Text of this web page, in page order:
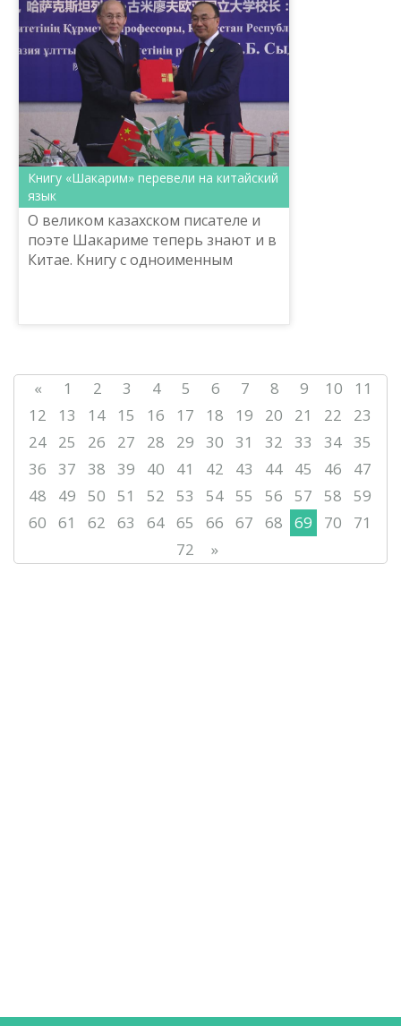
Книгу «Шакарим» перевели на китайский
язык
О великом казахском писателе и
поэте Шакариме теперь знают и в
Китае. Книгу с одноименным
« 1 2 3 4 5 6 7 8 9 10
11
12
13 14 15 16 17 18 19 20 21 22
23
24
25 26 27 28 29 30 31 32 33 34 35
36
37 38 39 40 41 42 43 44 45 46
47
48
49 50 51 52 53 54 55 56 57 58
59
60
61 62 63 64 65 66 67 68 69 70
71
72
»